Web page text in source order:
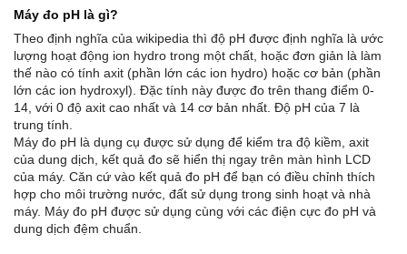
Máy đo pH là gì?
Theo định nghĩa của wikipedia thì độ pH được định nghĩa là ước
lượng hoạt động ion hydro trong một chất, hoặc đơn giản là làm
thế nào có tính axit (phần lớn các ion hydro) hoặc cơ bản (phần
lớn các ion hydroxyl). Đặc tính này được đo trên thang điểm 0-
14, với 0 độ axit cao nhất và 14 cơ bản nhất. Độ pH của 7 là
trung tính.
Máy đo pH là dụng cụ được sử dụng để kiểm tra độ kiềm, axit
của dung dịch, kết quả đo sẽ hiển thị ngay trên màn hình LCD
của máy. Căn cứ vào kết quả đo pH để bạn có điều chỉnh thích
hợp cho môi trường nước, đất sử dụng trong sinh hoạt và nhà
máy. Máy đo pH được sử dụng cùng với các điện cực đo pH và
dung dịch đệm chuẩn.